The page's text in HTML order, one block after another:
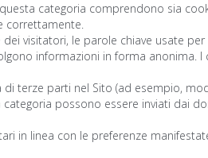
categoria comprendono sia
correttamente.
visitatori, le parole chiave usate per
informazioni in forma anonima. I
terze parti nel Sito (ad esempio,
possono essere inviati dai
in linea con le preferenze